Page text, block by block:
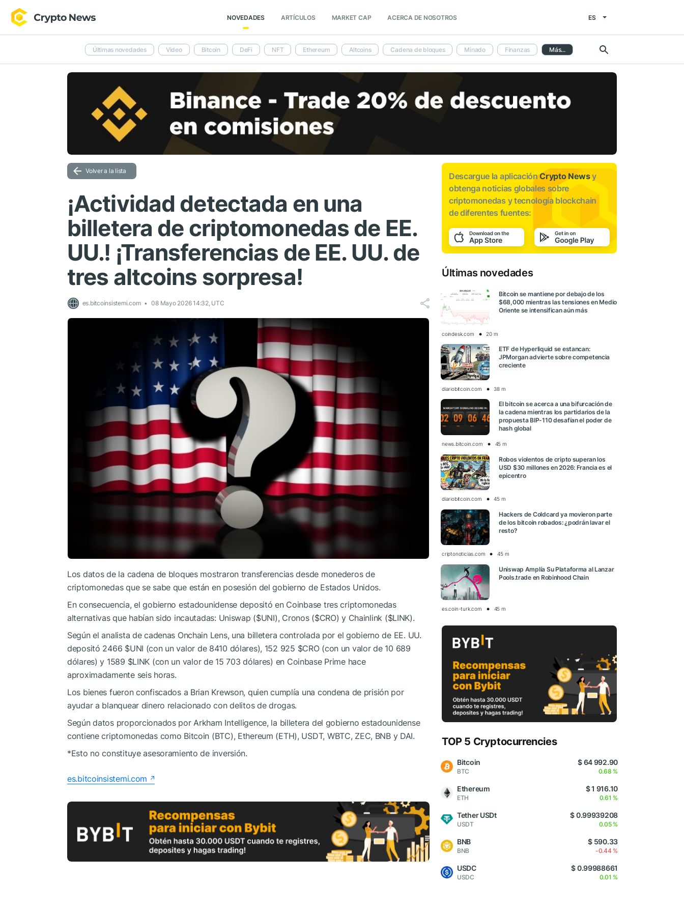
NOVEDADES ARTÍCULOS MARKET CAP ACERCA DE NOSOTROS ES
Últimas novedades Video Bitcoin DeFi NFT Ethereum Altcoins Cadena de bloques Minado Finanzas Más...
Volver a la lista
¡Actividad detectada en una
billetera de criptomonedas de EE.
UU.! ¡Transferencias de EE. UU. de
tres altcoins sorpresa!
es.bitcoinsistemi.com 08 Mayo 2026 14:32, UTC
Los datos de la cadena de bloques mostraron transferencias desde monederos de
criptomonedas que se sabe que están en posesión del gobierno de Estados Unidos.
En consecuencia, el gobierno estadounidense depositó en Coinbase tres criptomonedas
alternativas que habían sido incautadas: Uniswap ($UNI), Cronos ($CRO) y Chainlink ($LINK).
Según el analista de cadenas Onchain Lens, una billetera controlada por el gobierno de EE. UU.
depositó 2466 $UNI (con un valor de 8410 dólares), 152 925 $CRO(con un valor de 10 689
dólares) y 1589 $LINK (con un valor de 15 703 dólares) en Coinbase Prime hace
aproximadamente seis horas.
Los bienes fueron confiscados a Brian Krewson, quien cumplía una condena de prisión por
ayudar a blanquear dinero relacionado con delitos de drogas.
Según datos proporcionados por Arkham Intelligence, la billetera del gobierno estadounidense
contiene criptomonedas como Bitcoin (BTC), Ethereum (ETH), USDT, WBTC, ZEC, BNB y DAI.
*Esto no constituye asesoramiento de inversión.
es.bitcoinsistemi.com
Descargue la aplicaciónCrypto Newsy
obtenga noticias globales sobre
criptomonedas y tecnología blockchain
de diferentes fuentes:
Últimas novedades
Bitcoin se mantiene por debajo de los
$68,000 mientras las tensiones en Medio
Oriente se intensifican aún más
coindesk.com 20 m
ETF de Hyperliquid se estancan:
JPMorgan advierte sobre competencia
creciente
diariobitcoin.com 38 m
El bitcoin se acerca a una bifurcación de
la cadena mientras los partidarios de la
propuesta BIP-110 desafían el poder de
hash global
news.bitcoin.com 45 m
Robos violentos de cripto superan los
USD $30 millones en 2026: Francia es el
epicentro
diariobitcoin.com 45 m
Hackers de Coldcard ya movieron parte
de los bitcoin robados: ¿podrán lavar el
resto?
criptonoticias.com 45 m
Uniswap Amplía Su Plataforma al Lanzar
Pools.trade en Robinhood Chain
es.coin-turk.com 45 m
TOP 5 Cryptocurrencies
Bitcoin
BTC
$ 64 992.90
0.68 %
Ethereum
ETH
$ 1 916.10
0.61 %
Tether USDt
USDT
$ 0.99939208
0.05 %
BNB
BNB
$ 590.33
-0.44 %
USDC
USDC
$ 0.99988661
0.01 %